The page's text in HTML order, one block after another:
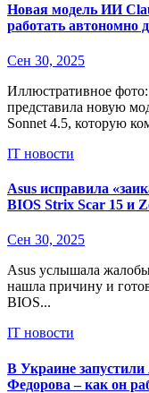
Новая модель ИИ
работать автономно
Сен 30, 2025
Иллюстративное фото: (Фото: Depositphotos) Anthropic
представила новую
Sonnet 4.5, которую
IT новости
Asus исправила
BIOS Strix Scar 15 и
Сен 30, 2025
Asus услышала жалобы владельцев ноутбуков ROG на фризы,
нашла причину и
BIOS...
IT новости
В Украине
Федорова – как он